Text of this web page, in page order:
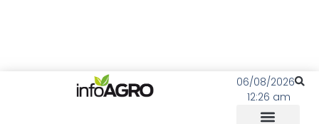
06/08/2026
12:26 am